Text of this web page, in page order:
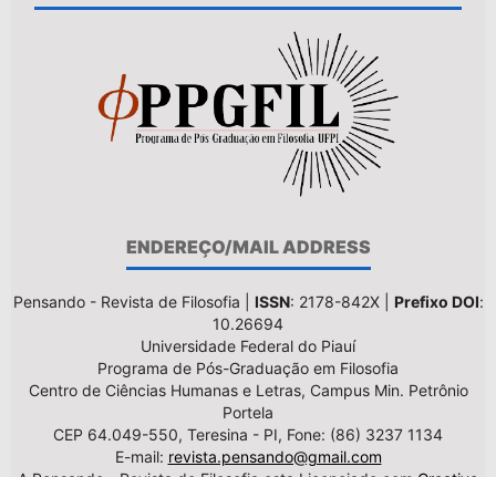
ENDEREÇO/MAIL ADDRESS
Pensando - Revista de Filosofia | ISSN: 2178-842X | Prefixo DOI:
10.26694
Universidade Federal do Piauí
Programa de Pós-Graduação em Filosofia
Centro de Ciências Humanas e Letras, Campus Min. Petrônio
Portela
CEP 64.049-550, Teresina - PI, Fone: (86) 3237 1134
E-mail: revista.pensando@gmail.com